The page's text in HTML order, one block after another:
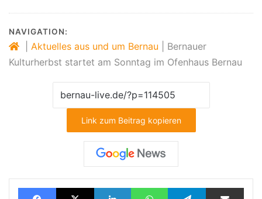
NAVIGATION:
Aktuelles aus und um Bernau
Bernauer
Kulturherbst startet am Sonntag im Ofenhaus Bernau
Link zum Beitrag kopieren
FacebookX LinkedInWhatsAppTelegramTeilen via E-Mail